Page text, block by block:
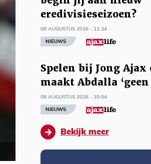
eredivisieseizoen?
08 AUGUSTUS 2026 - 11:34
NIEUWS
Spelen bij Jong Ajax
maakt Abdalla
08 AUGUSTUS 2026 - 10:04
NIEUWS
Bekijk meer